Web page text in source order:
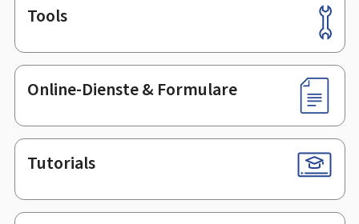
Footer
Tools
Online-Dienste & Formulare
Tutorials